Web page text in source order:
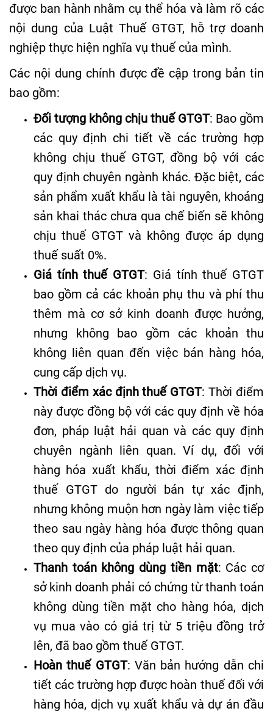
được ban hành nhằm cụ thể hóa và làm rõ các
nội dung của Luật Thuế GTGT, hỗ trợ doanh
nghiệp thực hiện nghĩa vụ thuế của mình.
Các nội dung chính được đề cập trong bản tin
bao gồm:
Đối tượng không chịu thuế GTGT: Bao gồm
các quy định chi tiết về các trường hợp
không chịu thuế GTGT, đồng bộ với các
quy định chuyên ngành khác. Đặc biệt, các
sản phẩm xuất khẩu là tài nguyên, khoáng
sản khai thác chưa qua chế biến sẽ không
chịu thuế GTGT và không được áp dụng
thuế suất 0%.
Giá tính thuế GTGT: Giá tính thuế GTGT
bao gồm cả các khoản phụ thu và phí thu
thêm mà cơ sở kinh doanh được hưởng,
nhưng không bao gồm các khoản thu
không liên quan đến việc bán hàng hóa,
cung cấp dịch vụ.
Thời điểm xác định thuế GTGT: Thời điểm
này được đồng bộ với các quy định về hóa
đơn, pháp luật hải quan và các quy định
chuyên ngành liên quan.Ví dụ, đối với
hàng hóa xuất khẩu, thời điểm xác định
thuế GTGT do người bán tự xác định,
nhưng không muộn hơn ngày làm việc tiếp
theo sau ngày hàng hóa được thông quan
theo quy định của pháp luật hải quan.
Thanh toán không dùng tiền mặt: Các cơ
sở kinh doanh phải có chứng từ thanh toán
không dùng tiền mặt cho hàng hóa, dịch
vụ mua vào có giá trị từ 5 triệu đồng trở
lên, đã bao gồm thuế GTGT.
Hoàn thuế GTGT: Văn bản hướng dẫn chi
tiết các trường hợp được hoàn thuế đối với
hàng hóa, dịch vụ xuất khẩu và dự án đầu